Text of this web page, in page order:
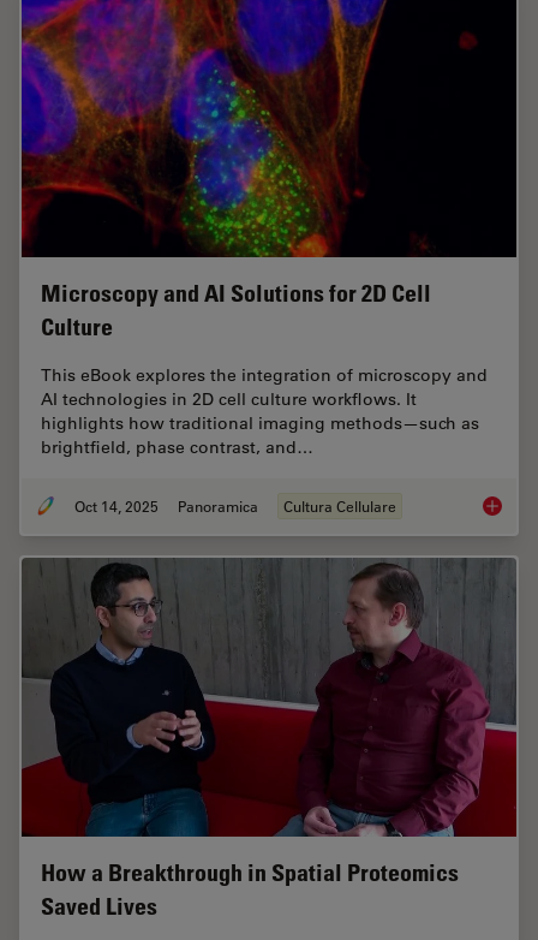
Microscopy and AI Solutions for 2D Cell
Culture
This eBook explores the integration of microscopy and
AI technologies in 2D cell culture workflows. It
highlights how traditional imaging methods—such as
brightfield, phase contrast, and…
Oct 14, 2025 Panoramica Cultura Cellulare
How a Breakthrough in Spatial Proteomics
Saved Lives